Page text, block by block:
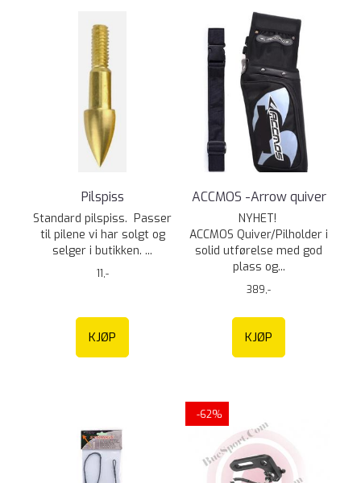
Pilspiss
Standard pilspiss. Passer
til pilene vi har solgt og
selger i butikken. ...
11,-
KJØP
ACCMOS -Arrow quiver
NYHET!
ACCMOS Quiver/Pilholder i
solid utførelse med god
plass og...
389,-
KJØP
-62%